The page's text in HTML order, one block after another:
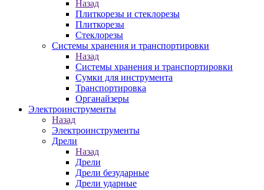
Назад
Плиткорезы и стеклорезы
Плиткорезы
Стеклорезы
Системы хранения и транспортировки
Назад
Системы хранения и транспортировки
Сумки для инструмента
Транспортировка
Органайзеры
Электроинструменты
Назад
Электроинструменты
Дрели
Назад
Дрели
Дрели безударные
Дрели ударные